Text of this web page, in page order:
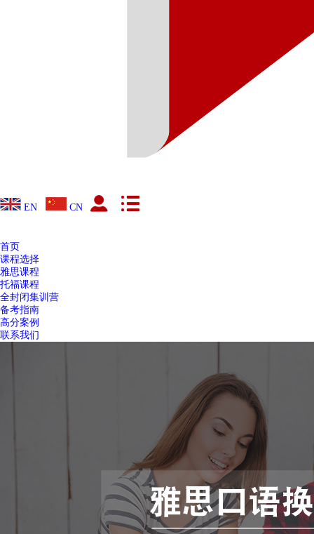
EN CN
首页
课程选择
雅思课程
托福课程
全封闭集训营
备考指南
高分案例
联系我们